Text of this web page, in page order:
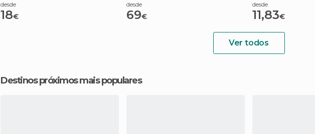
desde
18€
desde
69€
desde
11,83€
Ver todos
Destinos próximos mais populares